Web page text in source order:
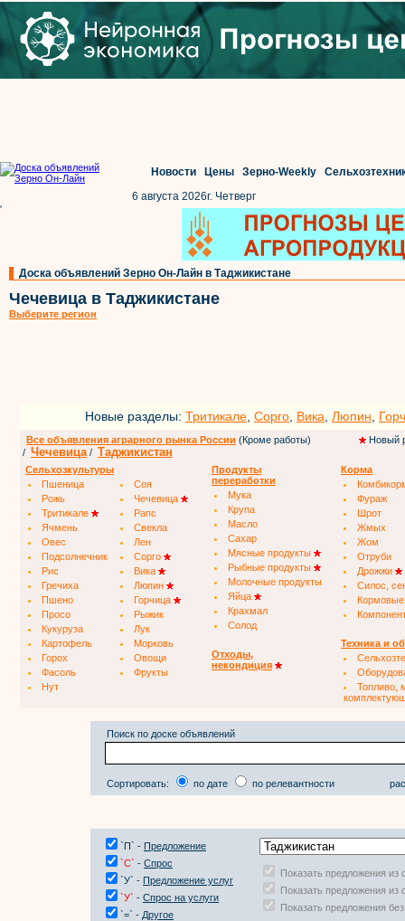
Новости Цены Зерно-Weekly
6 августа 2026г. Четверг
'
Доска объявлений Зерно Он-Лайн в Таджикистане
Чечевица в Таджикистане
Выберите регион
Новые разделы: Тритикале Сорго Вика Люпин
Все объявления аграрного рынка России (Кроме работы)
Новый
/ Чечевица / Таджикистан
Сельхозкультуры
Пшеница
Соя
Рожь
Чечевица
Тритикале
Рапс
Ячмень
Свекла
Овес
Лен
Подсолнечник
Сорго
Рис
Вика
Гречиха
Люпин
Пшено
Горчица
Просо
Рыжик
Кукуруза
Лук
Картофель
Морковь
Горох
Овощи
Фасоль
Фрукты
Нут
Продукты
переработки
Мука
Крупа
Масло
Сахар
Мясные продукты
Рыбные продукты
Молочные продукты
Яйца
Крахмал
Солод
Отходы,
некондиция
Корма
Фураж
Шрот
Жмых
Жом
Отруби
Дрожжи
Силос,
Техника и
Топливо,
Поиск по доске объявлений
Сортировать: по дате по релевантности
`П` - Предложение
`С` - Спрос
`У` - Предложение услуг
`У` - Спрос на услуги
`=` - Другое
Показать предложения из
Показать предложения из
Показать предложения